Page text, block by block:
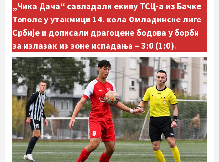
„Чика Дача“ савладали екипу ТСЦ-а из Бачке
Тополе у утакмици 14. кола Омладинске лиге
Србије и дописали драгоцене бодова у борби
за излазак из зоне испадања – 3:0 (1:0).